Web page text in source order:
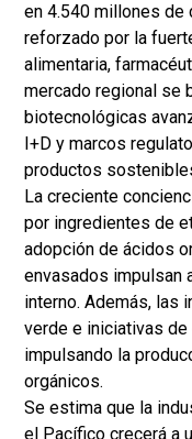
en 4.540 millones de
reforzado por la
alimentaria,
mercado regional se
biotecnológicas
I+D y marcos
productos
La creciente
por ingredientes de
adopción de ácidos
envasados ​​impulsan
interno. Además, las
verde e iniciativas de
impulsando la
orgánicos.
Se estima que la
el Pacífico crecerá a